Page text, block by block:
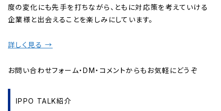
度の変化にも先手を打ちながら、ともに対応策を考えていける
企業様と出会えることを楽しみにしています。
詳しく見る →
お問い合わせフォーム・DM・コメントからもお気軽にどうぞ
IPPO TALK紹介